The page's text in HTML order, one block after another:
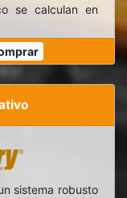
se calculan en
sistema robusto